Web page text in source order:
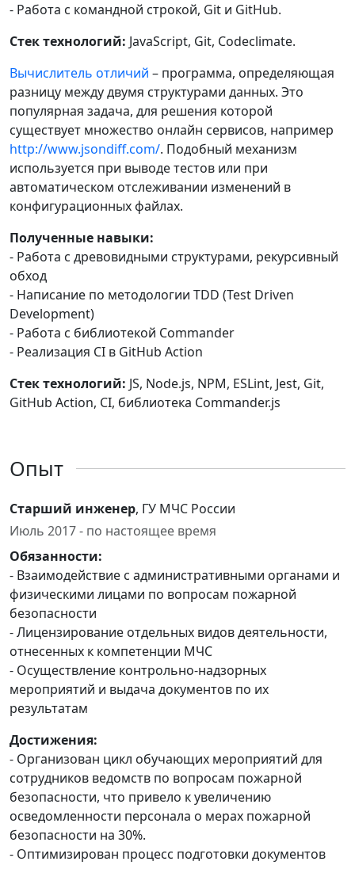
- Работа с командной строкой, Git и GitHub.
Стек технологий: JavaScript, Git, Codeclimate.
Вычислитель отличий – программа, определяющая
разницу между двумя структурами данных. Это
популярная задача, для решения которой
существует множество онлайн сервисов, например
http://www.jsondiff.com/. Подобный механизм
используется при выводе тестов или при
автоматическом отслеживании изменений в
конфигурационных файлах.
Полученные навыки:
- Работа с древовидными структурами, рекурсивный
обход
- Написание по методологии TDD (Test Driven
Development)
- Работа с библиотекой Commander
- Реализация CI в GitHub Action
Стек технологий: JS, Node.js, NPM, ESLint, Jest, Git,
GitHub Action, CI, библиотека Commander.js
Опыт
Старший инженер, ГУ МЧС России
Июль 2017 - по настоящее время
Обязанности:
- Взаимодействие с административными органами и
физическими лицами по вопросам пожарной
безопасности
- Лицензирование отдельных видов деятельности,
отнесенных к компетенции МЧС
- Осуществление контрольно-надзорных
мероприятий и выдача документов по их
результатам
Достижения:
- Организован цикл обучающих мероприятий для
сотрудников ведомств по вопросам пожарной
безопасности, что привело к увеличению
осведомленности персонала о мерах пожарной
безопасности на 30%.
- Оптимизирован процесс подготовки документов